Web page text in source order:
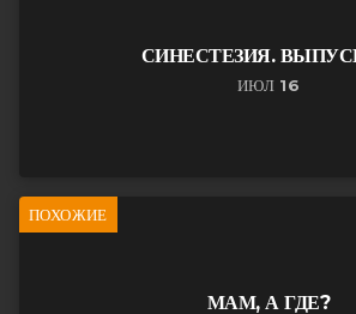
СИНЕСТЕЗИЯ.
ИЮЛ 16
ПОХОЖИЕ
МАМ, А ГДЕ?